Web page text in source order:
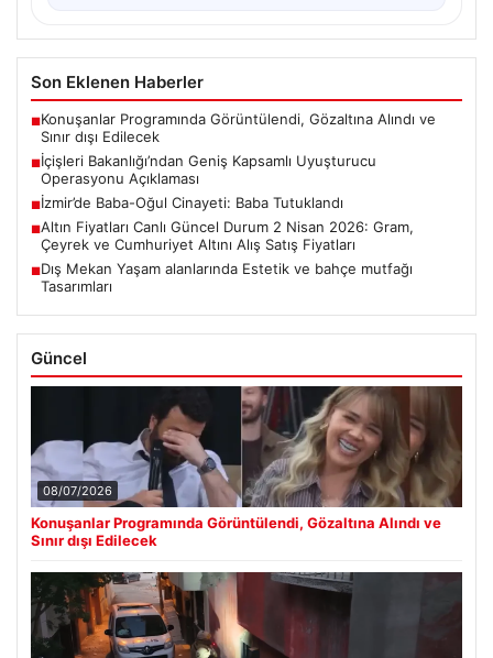
Son Eklenen Haberler
■Konuşanlar Programında Görüntülendi, Gözaltına Alındı ve
Sınır dışı Edilecek
■İçişleri Bakanlığı’ndan Geniş Kapsamlı Uyuşturucu
Operasyonu Açıklaması
■İzmir’de Baba-Oğul Cinayeti: Baba Tutuklandı
■Altın Fiyatları Canlı Güncel Durum 2 Nisan 2026: Gram,
Çeyrek ve Cumhuriyet Altını Alış Satış Fiyatları
■Dış Mekan Yaşam alanlarında Estetik ve bahçe mutfağı
Tasarımları
Güncel
08/07/2026
Konuşanlar Programında Görüntülendi, Gözaltına Alındı ve
Sınır dışı Edilecek